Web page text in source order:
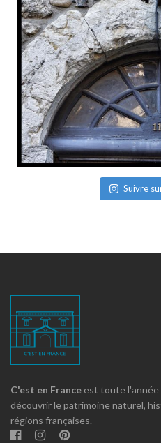
Suivre
C'est en France est toute l'année
découvrir le patrimoine naturel,
régions françaises.